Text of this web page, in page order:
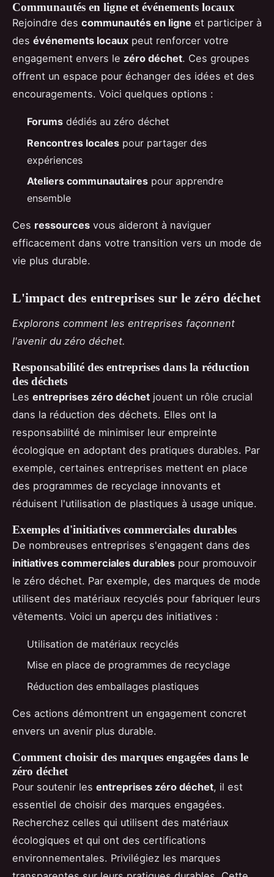
Communautés en ligne et événements locaux
Rejoindre des communautés en ligne et participer à
des événements locaux peut renforcer votre
engagement envers le zéro déchet. Ces groupes
offrent un espace pour échanger des idées et des
encouragements. Voici quelques options :
Forums dédiés au zéro déchet
Rencontres locales pour partager des
expériences
Ateliers communautaires pour apprendre
ensemble
Ces ressources vous aideront à naviguer
efficacement dans votre transition vers un mode de
vie plus durable.
L'impact des entreprises sur le zéro déchet
Explorons comment les entreprises façonnent
l'avenir du zéro déchet.
Responsabilité des entreprises dans la réduction
des déchets
Les entreprises zéro déchet jouent un rôle crucial
dans la réduction des déchets. Elles ont la
responsabilité de minimiser leur empreinte
écologique en adoptant des pratiques durables. Par
exemple, certaines entreprises mettent en place
des programmes de recyclage innovants et
réduisent l'utilisation de plastiques à usage unique.
Exemples d'initiatives commerciales durables
De nombreuses entreprises s'engagent dans des
initiatives commerciales durables pour promouvoir
le zéro déchet. Par exemple, des marques de mode
utilisent des matériaux recyclés pour fabriquer leurs
vêtements. Voici un aperçu des initiatives :
Utilisation de matériaux recyclés
Mise en place de programmes de recyclage
Réduction des emballages plastiques
Ces actions démontrent un engagement concret
envers un avenir plus durable.
Comment choisir des marques engagées dans le
zéro déchet
Pour soutenir les entreprises zéro déchet, il est
essentiel de choisir des marques engagées.
Recherchez celles qui utilisent des matériaux
écologiques et qui ont des certifications
environnementales. Privilégiez les marques